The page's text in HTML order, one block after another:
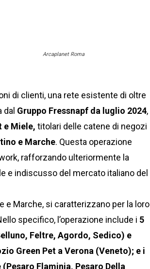
Arcaplanet Roma
di clienti, una rete esistente di oltre
Gruppo Fressnapf da luglio 2024,
e Miele, titolari delle catene di negozi
e Marche. Questa operazione
rafforzando ulteriormente la
e indiscusso del mercato italiano del
e Marche, si caratterizzano per la loro
specifico, l’operazione include i 5
Feltre, Agordo, Sedico) e
Green Pet a Verona (Veneto); e i
Flaminia, Pesaro Della